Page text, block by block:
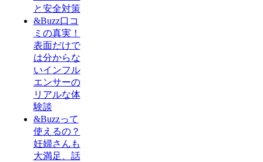
と安全対策
&Buzz口コ
ミの真実！
表面だけで
は分からな
いインフル
エンサーの
リアルな体
験談
&Buzzって
使えるの？
妊婦さんも
大満足、話